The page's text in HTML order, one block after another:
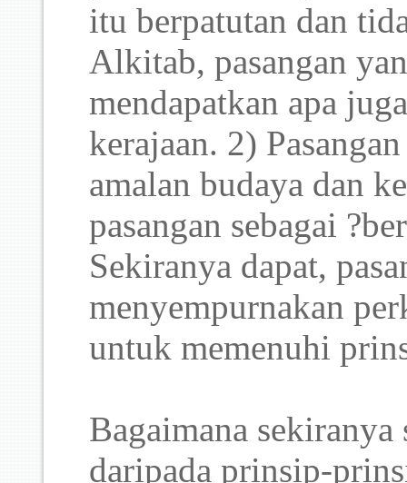
itu berpatutan dan
Alkitab, pasangan
mendapatkan apa
kerajaan. 2)
amalan budaya dan
pasangan sebagai
Sekiranya dapat,
menyempurnakan
untuk memenuhi
Bagaimana
daripada prinsip-